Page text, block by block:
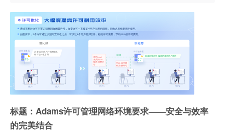
标题：Adams许可管理网络环境要求——安全与效率
的完美结合